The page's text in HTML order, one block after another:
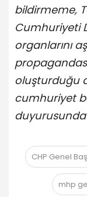
bildirmeme,
Cumhuriyeti
organlarını
oluşturduğu
cumhuriyet
CHP Genel
mhp